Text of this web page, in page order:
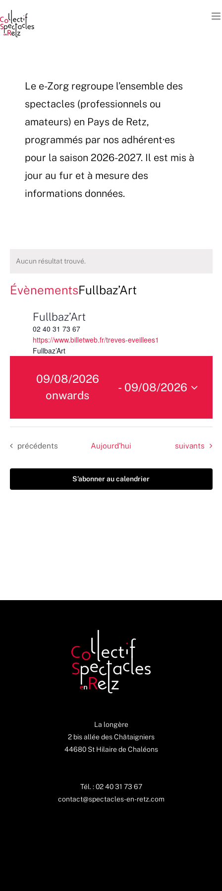
au
contenu
Le e-Zorg regroupe l’ensemble des
spectacles (professionnels ou
amateurs) en Pays de Retz,
programmés par nos adhérent·es
pour la saison 2026-2027. Il est mis à
jour au fur et à mesure des
informations données.
Aucun résultat trouvé.
ÉvènementsFullbaz’Art
Fullbaz’Art
02 40 31 73 67
https://www.billetweb.fr/treves-eveillees1
Fullbaz’Art
09/08/2026
onwards
- 09/08/2026
une
date.
Évènements
précédents Aujourd’hui Évènements
suivants
S’abonner au calendrier
La longère
2 bis allée des Châtaigniers
44680 St Hilaire de Chaléons
Tél. : 02 40 31 73 67
contact@spectacles-en-retz.com